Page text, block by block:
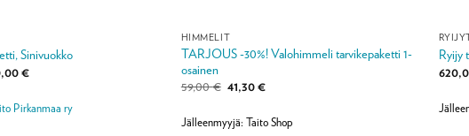
Sinivuokko
€Hintaluokka:
590,00 €
Pirkanmaa ry
HIMMELIT
TARJOUS -30%! Valohimmeli tarvikepaketti 1-
osainen
59,00€ Alkuperäinen
hinta
59,00 €.
41,30€Nykyinen
41,30 €.
Jälleenmyyjä: Taito Shop
Ryijy